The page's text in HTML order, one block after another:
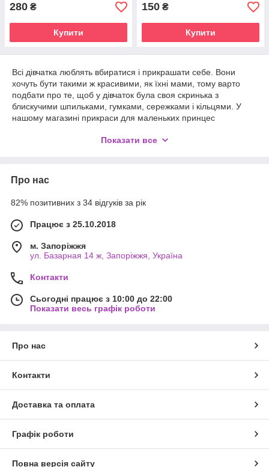
280 ₴
Купити
150 ₴
Купити
Всі дівчатка люблять вбиратися і прикрашати себе. Вони
хочуть бути такими ж красивими, як їхні мами, тому варто
подбати про те, щоб у дівчаток була своя скринька з
блискучими шпильками, гумками, сережками і кільцями. У
нашому магазині прикраси для маленьких принцес
будуть до душі як маленьким дівчаткам, так і підліткам. Краси
Показати все
Про нас
82% позитивних з 34 відгуків за рік
Працює з 25.10.2018
м. Запоріжжя
ул. Базарная 14 ж, Запоріжжя, Україна
Контакти
Сьогодні працює з 10:00 до 22:00
Показати весь графік роботи
Про нас
Контакти
Доставка та оплата
Графік роботи
Повна версія сайту